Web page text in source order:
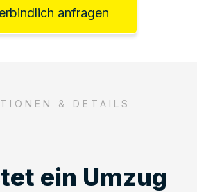
anfragen
& DETAILS
ein Umzug